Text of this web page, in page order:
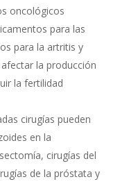
oncológicos
para las
para la artritis y
la producción
la fertilidad
cirugías pueden
en la
cirugías del
de la próstata y